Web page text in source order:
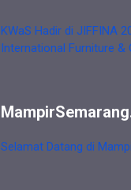
KWaS Hadir di JIFFINA
International Furniture &
Selamat Datang di